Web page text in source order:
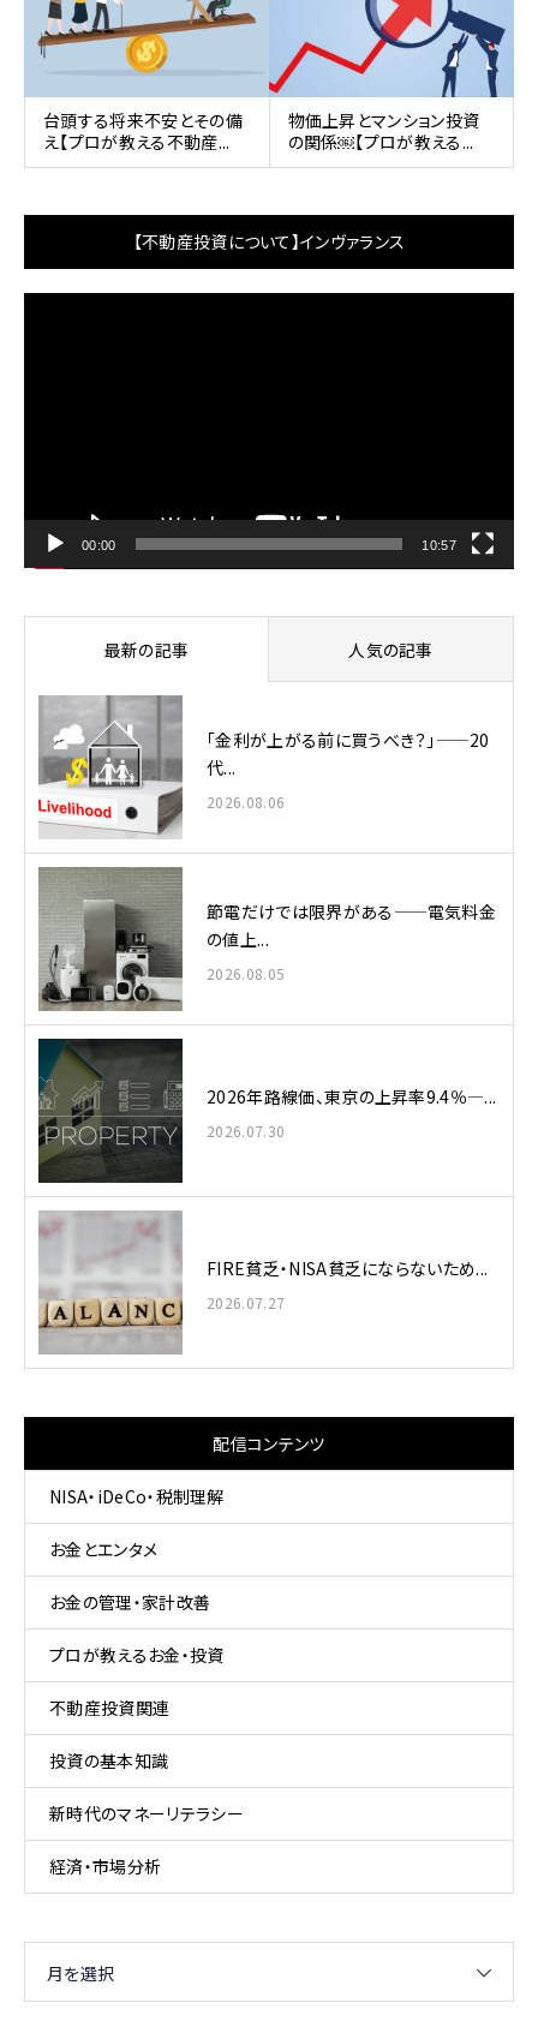
台頭する将来不安とその備
え【プロが教える不動産...
物価上昇とマンション投資
の関係￼【プロが教える...
【不動産投資について】インヴァランス
00:00 10:57
最新の記事 人気の記事
「金利が上がる前に買うべき？」——20
代...
2026.08.06
節電だけでは限界がある——電気料金
の値上...
2026.08.05
2026年路線価、東京の上昇率9.4％—...
2026.07.30
FIRE貧乏・NISA貧乏にならないため...
2026.07.27
配信コンテンツ
NISA・iDeCo・税制理解
お金とエンタメ
お金の管理・家計改善
プロが教えるお金・投資
不動産投資関連
投資の基本知識
新時代のマネーリテラシー
経済・市場分析
月を選択